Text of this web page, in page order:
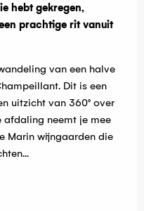
hebt gekregen,
prachtige rit vanuit
van een halve
Dit is een
uitzicht van 360° over
afdaling neemt je mee
Marin wijngaarden die